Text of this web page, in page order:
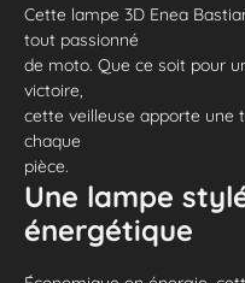
Cette lampe 3D Enea
tout passionné
de moto. Que ce soit pour
victoire,
cette veilleuse apporte une
chaque
pièce.
Une lampe
énergétique